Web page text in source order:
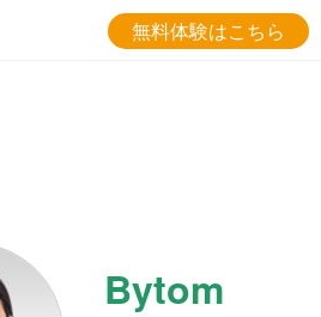
無料体験はこちら
Bytom